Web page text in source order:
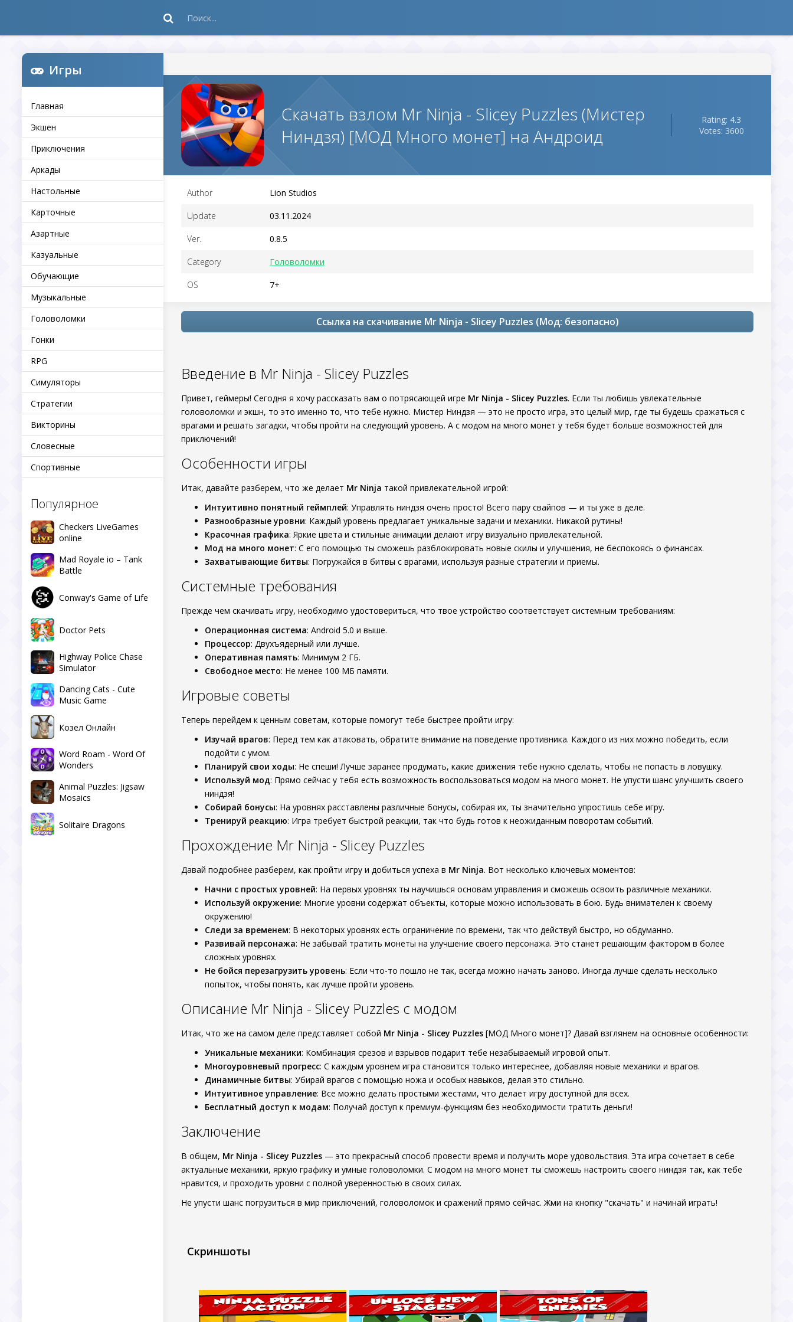
Игры
Главная
Экшен
Приключения
Аркады
Настольные
Карточные
Азартные
Казуальные
Обучающие
Музыкальные
Головоломки
Гонки
RPG
Симуляторы
Стратегии
Викторины
Словесные
Спортивные
Популярное
Checkers LiveGames
online
Mad Royale io – Tank
Battle
Conway's Game of Life
Doctor Pets
Highway Police Chase
Simulator
Dancing Cats - Cute
Music Game
Козел Онлайн
Word Roam - Word Of
Wonders
Animal Puzzles: Jigsaw
Mosaics
Solitaire Dragons
Скачать взлом Mr Ninja - Slicey Puzzles (Мистер
Ниндзя) [МОД Много монет] на Андроид
Rating: 4.3
Votes: 3600
Author Lion Studios
Update 03.11.2024
Ver. 0.8.5
Category Головоломки
OS 7+
Ссылка на скачивание Mr Ninja - Slicey Puzzles (Мод: безопасно)
Введение в Mr Ninja - Slicey Puzzles
Привет, геймеры! Сегодня я хочу рассказать вам о потрясающей игре Mr Ninja - Slicey Puzzles. Если ты любишь увлекательные
головоломки и экшн, то это именно то, что тебе нужно. Мистер Ниндзя — это не просто игра, это целый мир, где ты будешь сражаться с
врагами и решать загадки, чтобы пройти на следующий уровень. А с модом на много монет у тебя будет больше возможностей для
приключений!
Особенности игры
Итак, давайте разберем, что же делает Mr Ninja такой привлекательной игрой:
Интуитивно понятный геймплей: Управлять ниндзя очень просто! Всего пару свайпов — и ты уже в деле.
Разнообразные уровни: Каждый уровень предлагает уникальные задачи и механики. Никакой рутины!
Красочная графика: Яркие цвета и стильные анимации делают игру визуально привлекательной.
Мод на много монет: С его помощью ты сможешь разблокировать новые скилы и улучшения, не беспокоясь о финансах.
Захватывающие битвы: Погружайся в битвы с врагами, используя разные стратегии и приемы.
Системные требования
Прежде чем скачивать игру, необходимо удостовериться, что твое устройство соответствует системным требованиям:
Операционная система: Android 5.0 и выше.
Процессор: Двухъядерный или лучше.
Оперативная память: Минимум 2 ГБ.
Свободное место: Не менее 100 МБ памяти.
Игровые советы
Теперь перейдем к ценным советам, которые помогут тебе быстрее пройти игру:
Изучай врагов: Перед тем как атаковать, обратите внимание на поведение противника. Каждого из них можно победить, если
подойти с умом.
Планируй свои ходы: Не спеши! Лучше заранее продумать, какие движения тебе нужно сделать, чтобы не попасть в ловушку.
Используй мод: Прямо сейчас у тебя есть возможность воспользоваться модом на много монет. Не упусти шанс улучшить своего
ниндзя!
Собирай бонусы: На уровнях расставлены различные бонусы, собирая их, ты значительно упростишь себе игру.
Тренируй реакцию: Игра требует быстрой реакции, так что будь готов к неожиданным поворотам событий.
Прохождение Mr Ninja - Slicey Puzzles
Давай подробнее разберем, как пройти игру и добиться успеха в Mr Ninja. Вот несколько ключевых моментов:
Начни с простых уровней: На первых уровнях ты научишься основам управления и сможешь освоить различные механики.
Используй окружение: Многие уровни содержат объекты, которые можно использовать в бою. Будь внимателен к своему
окружению!
Следи за временем: В некоторых уровнях есть ограничение по времени, так что действуй быстро, но обдуманно.
Развивай персонажа: Не забывай тратить монеты на улучшение своего персонажа. Это станет решающим фактором в более
сложных уровнях.
Не бойся перезагрузить уровень: Если что-то пошло не так, всегда можно начать заново. Иногда лучше сделать несколько
попыток, чтобы понять, как лучше пройти уровень.
Описание Mr Ninja - Slicey Puzzles с модом
Итак, что же на самом деле представляет собой Mr Ninja - Slicey Puzzles [МОД Много монет]? Давай взглянем на основные особенности:
Уникальные механики: Комбинация срезов и взрывов подарит тебе незабываемый игровой опыт.
Многоуровневый прогресс: С каждым уровнем игра становится только интереснее, добавляя новые механики и врагов.
Динамичные битвы: Убирай врагов с помощью ножа и особых навыков, делая это стильно.
Интуитивное управление: Все можно делать простыми жестами, что делает игру доступной для всех.
Бесплатный доступ к модам: Получай доступ к премиум-функциям без необходимости тратить деньги!
Заключение
В общем, Mr Ninja - Slicey Puzzles — это прекрасный способ провести время и получить море удовольствия. Эта игра сочетает в себе
актуальные механики, яркую графику и умные головоломки. С модом на много монет ты сможешь настроить своего ниндзя так, как тебе
нравится, и проходить уровни с полной уверенностью в своих силах.
Не упусти шанс погрузиться в мир приключений, головоломок и сражений прямо сейчас. Жми на кнопку "скачать" и начинай играть!
Скриншоты